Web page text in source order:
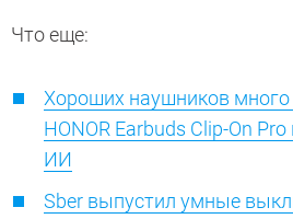
Что еще:
Хороших наушников
HONOR Earbuds Clip-On
ИИ
Sber выпустил умные